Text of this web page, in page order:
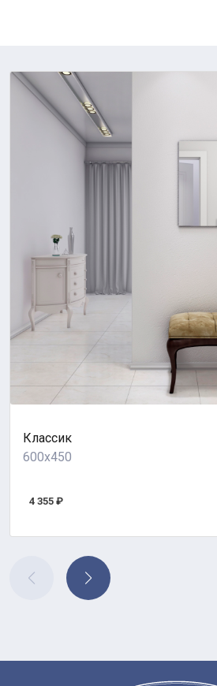
Классик
600x450
4 355 ₽